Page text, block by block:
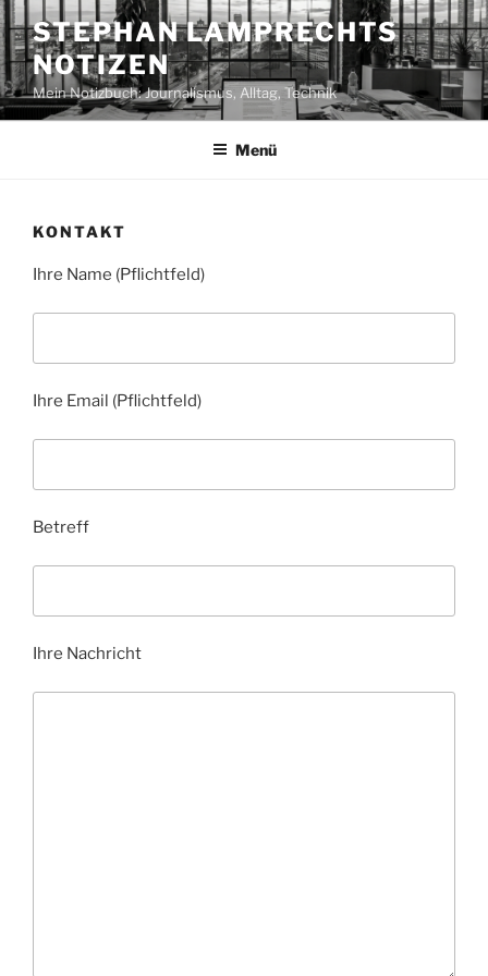
Zum
Inhalt
springen
STEPHAN LAMPRECHTS
NOTIZEN
Mein Notizbuch: Journalismus, Alltag, Technik
Menü
KONTAKT
Ihre Name (Pflichtfeld)
Ihre Email (Pflichtfeld)
Betreff
Ihre Nachricht